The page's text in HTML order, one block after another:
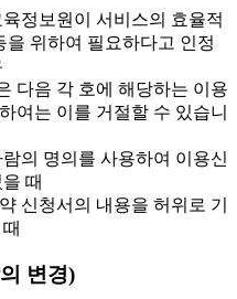
정보원이 서비스의 효율적
을 위하여 필요하다고 인정
다음 각 호에 해당하는 이용
여는 이를 거절할 수 있습니
람의 명의를 사용하여 이용신
때
신청서의 내용을 허위로 기
변경)